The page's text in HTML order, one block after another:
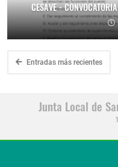
CESAVE -
Entradas más recientes
Junta Local de